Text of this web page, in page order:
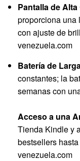
Pantalla de
proporciona una
con ajuste de
venezuela.com
Batería de
constantes; la
semanas con
Acceso a una
Tienda Kindle y
bestsellers
venezuela.com